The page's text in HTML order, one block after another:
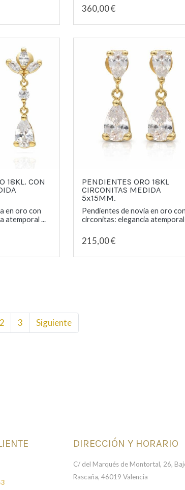
360,00 €
18KL. CON
en oro con
atemporal ...
PENDIENTES ORO 18KL
CIRCONITAS MEDIDA
5x15MM.
Pendientes de novia en oro con
circonitas: elegancia atemporal
215,00 €
2 3 Siguiente
DIRECCIÓN Y HORARIO
C/ del Marqués de Montortal, 26,
Rascaña, 46019 Valencia